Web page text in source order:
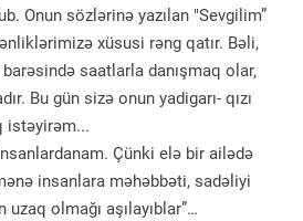
Onun sözlərinə yazılan "Sevgilim”
xüsusi rəng qatır. Bəli,
saatlarla danışmaq olar,
Bu gün sizə onun yadigarı- qızı
istəyirəm...
Çünki elə bir ailədə
insanlara məhəbbəti, sadəliyi
uzaq olmağı aşılayıblar”…